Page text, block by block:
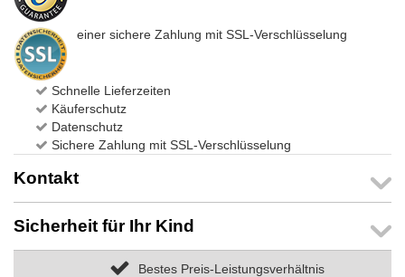
einer sichere Zahlung mit SSL-Verschlüsselung
Schnelle Lieferzeiten
Käuferschutz
Datenschutz
Sichere Zahlung mit SSL-Verschlüsselung
Kontakt
Sicherheit für Ihr Kind
Bestes Preis-Leistungsverhältnis